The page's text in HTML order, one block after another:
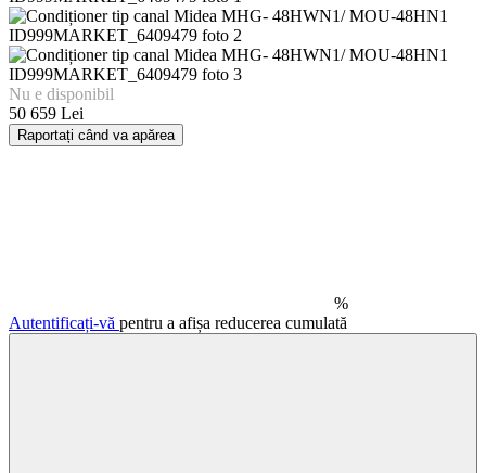
Nu e disponibil
50 659 Lei
Raportați când va apărea
%
Autentificați-vă pentru a afișa reducerea cumulată